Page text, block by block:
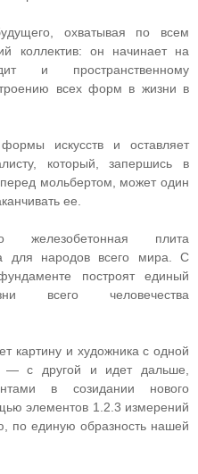
охватывая по всем
коллектив: он начинает на
и пространственному
всех форм в жизни в
искусств и оставляет
который, запершись в
мольбертом, может один
ее.
плита
для народов всего мира. С
построят единый
всего человечества
картину и художника с одной
с другой и идет дальше,
в созидании нового
элементов 1.2.3 измерений
по единую образность нашей